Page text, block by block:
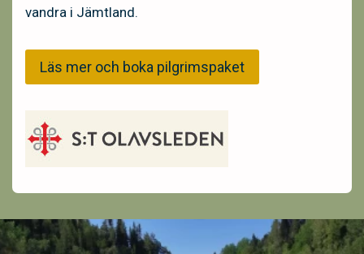
vandra i Jämtland.
Läs mer och boka pilgrimspaket